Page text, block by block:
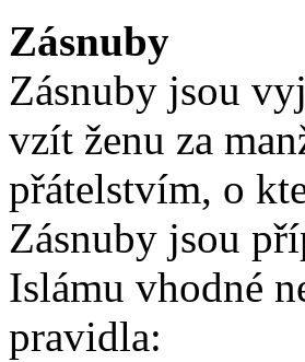
Zásnuby
Zásnuby jsou
vzít ženu za
přátelstvím, o
Zásnuby jsou
Islámu vhodné
pravidla: